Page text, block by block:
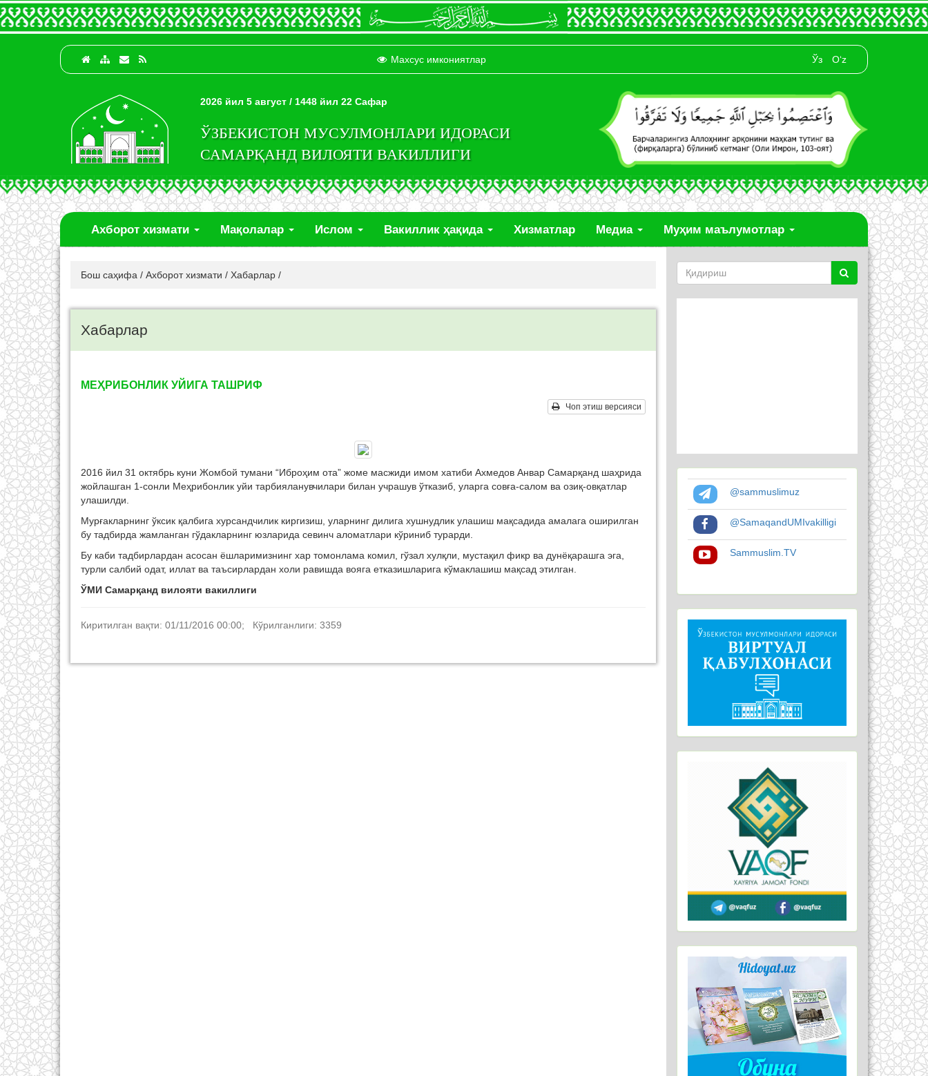
Махсус имкониятлар Ўз O‘z
2026 йил 5 август / 1448 йил 22 Сафар
ЎЗБЕКИСТОН МУСУЛМОНЛАРИ ИДОРАСИ
САМАРҚАНД ВИЛОЯТИ ВАКИЛЛИГИ
Ахборот хизмати Мақолалар Ислом Вакиллик ҳақида Хизматлар Медиа Муҳим маълумотлар
Бош саҳифа / Ахборот хизмати / Хабарлар /
Хабарлар
МЕҲРИБОНЛИК УЙИГА ТАШРИФ
Чоп этиш версияси
2016 йил 31 октябрь куни Жомбой тумани “Иброҳим ота” жоме масжиди имом хатиби Ахмедов Анвар Самарқанд шаҳрида
жойлашган 1-сонли Меҳрибонлик уйи тарбияланувчилари билан учрашув ўтказиб, уларга совға-салом ва озиқ-овқатлар
улашилди.
Мурғакларнинг ўксик қалбига хурсандчилик киргизиш, уларнинг дилига хушнудлик улашиш мақсадида амалага оширилган
бу тадбирда жамланган гўдакларнинг юзларида севинч аломатлари кўриниб турарди.
Бу каби тадбирлардан асосан ёшларимизнинг хар томонлама комил, гўзал хулқли, мустақил фикр ва дунёқарашга эга,
турли салбий одат, иллат ва таъсирлардан холи равишда вояга етказишларига кўмаклашиш мақсад этилган.
ЎМИ Самарқанд вилояти вакиллиги
Киритилган вақти: 01/11/2016 00:00; Кўрилганлиги: 3359
@sammuslimuz
@SamaqandUMIvakilligi
Sammuslim.TV